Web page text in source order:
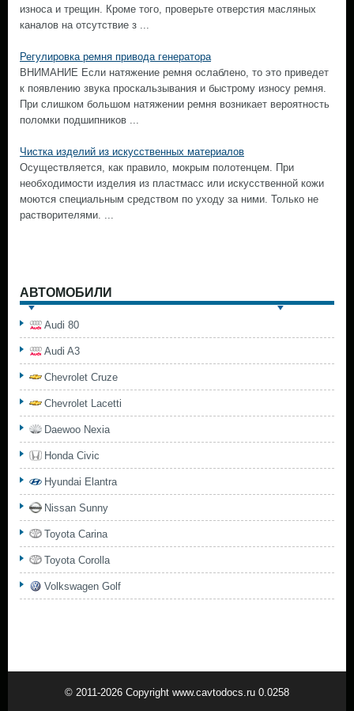
износа и трещин. Кроме того, проверьте отверстия масляных
каналов на отсутствие з ...
Регулировка ремня привода генератора
ВНИМАНИЕ Если натяжение ремня ослаблено, то это приведет
к появлению звука проскальзывания и быстрому износу ремня.
При слишком большом натяжении ремня возникает вероятность
поломки подшипников ...
Чистка изделий из искусственных материалов
Осуществляется, как правило, мокрым полотенцем. При
необходимости изделия из пластмасс или искусственной кожи
моются специальным средством по уходу за ними. Только не
растворителями. ...
АВТОМОБИЛИ
Audi 80
Audi A3
Chevrolet Cruze
Chevrolet Lacetti
Daewoo Nexia
Honda Civic
Hyundai Elantra
Nissan Sunny
Toyota Carina
Toyota Corolla
Volkswagen Golf
© 2011-2026 Copyright www.cavtodocs.ru 0.0258